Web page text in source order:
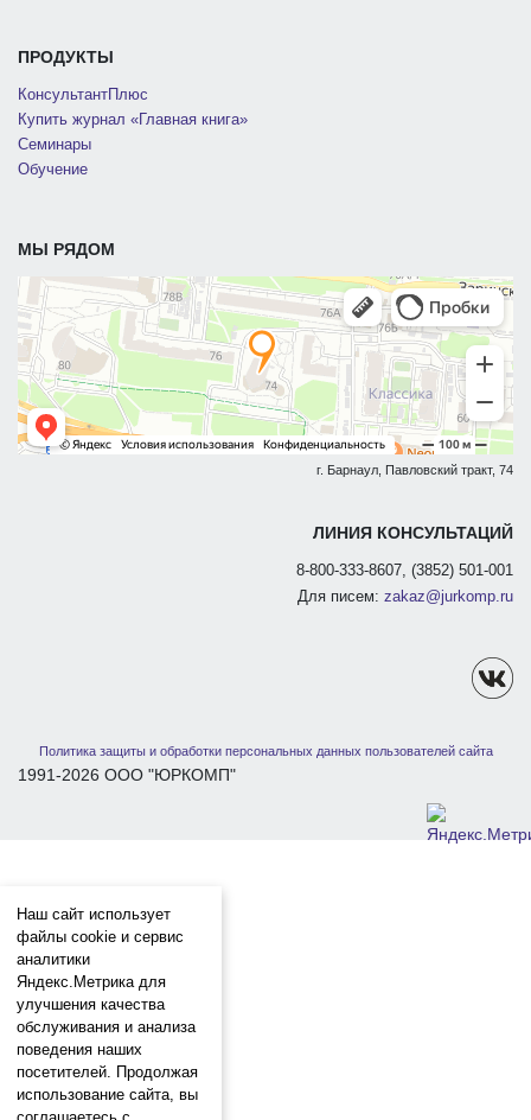
ПРОДУКТЫ
КонсультантПлюс
Купить журнал «Главная книга»
Семинары
Обучение
МЫ РЯДОМ
г. Барнаул, Павловский тракт, 74
ЛИНИЯ КОНСУЛЬТАЦИЙ
8-800-333-8607, (3852) 501-001
Для писем: zakaz@jurkomp.ru
Политика защиты и обработки персональных данных пользователей сайта
1991-2026 ООО "ЮРКОМП"
Наш сайт использует
файлы cookie и сервис
аналитики
Яндекс.Метрика для
улучшения качества
обслуживания и анализа
поведения наших
посетителей. Продолжая
использование сайта, вы